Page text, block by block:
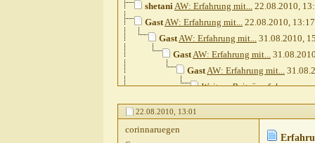
shetaniAW: Erfahrung mit... 22.08.2010,
GastAW: Erfahrung mit... 22.08.2010, 13:17
GastAW: Erfahrung mit... 31.08.2010,
GastAW: Erfahrung mit...
GastAW: Erfahrung mit...
Weitere Beiträge folgen...
ChioAW: Erfahrung mit...03.09.2010,11:22
22.08.2010, 13:01
corinnaruegen